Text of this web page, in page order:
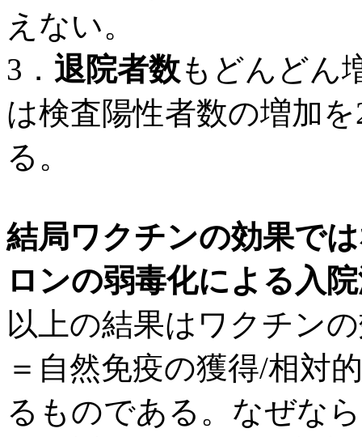
えない。
3． 退院者数もどんどん
は検査陽性者数の増加
る。
結局ワクチンの効果で
ロンの弱毒化による入
以上の結果はワクチン
＝自然免疫の獲得/相対
るものである。なぜな